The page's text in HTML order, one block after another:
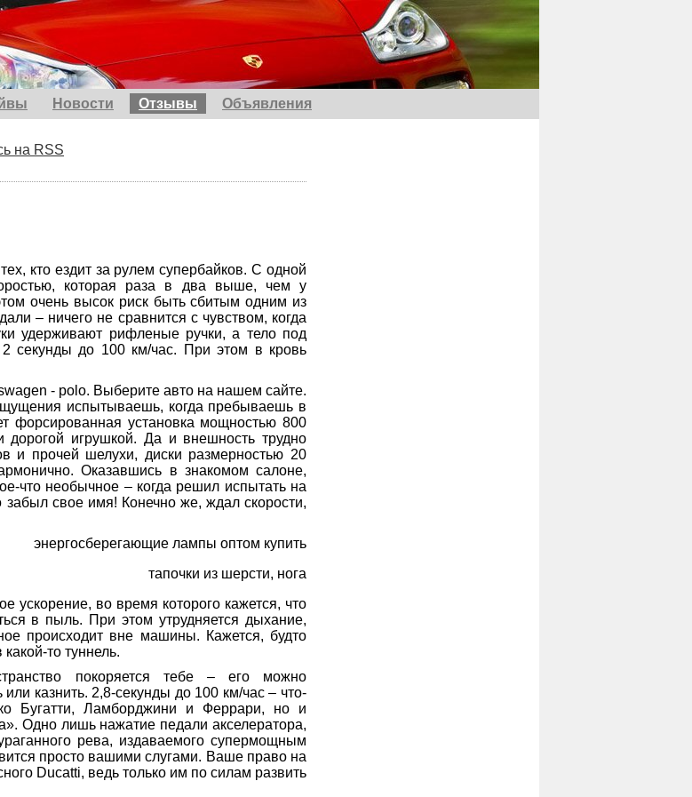
Новости Отзывы Объявления
на RSS
кто ездит за рулем супербайков. С одной
которая раза в два выше, чем у
очень высок риск быть сбитым одним из
– ничего не сравнится с чувством, когда
удерживают рифленые ручки, а тело под
2 секунды до 100 км/час. При этом в кровь
- polo. Выберите авто на нашем сайте.
испытываешь, когда пребываешь в
форсированная установка мощностью 800
игрушкой. Да и внешность трудно
и прочей шелухи, диски размерностью 20
Оказавшись в знакомом салоне,
что необычное – когда решил испытать на
забыл свое имя! Конечно же, ждал скорости,
энергосберегающие лампы оптом купить
тапочки из шерсти, нога
ускорение, во время которого кажется, что
в пыль. При этом утрудняется дыхание,
происходит вне машины. Кажется, будто
то туннель.
покоряется тебе – его можно
казнить. 2,8-секунды до 100 км/час – что-
Бугатти, Ламборджини и Феррари, но и
Одно лишь нажатие педали акселератора,
рева, издаваемого супермощным
просто вашими слугами. Ваше право на
Ducatti, ведь только им по силам развить